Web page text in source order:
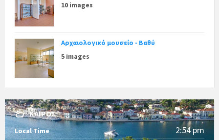
10 images
Αρχαιολογικό μουσείο - Βαθύ
5 images
ΚΑΙΡΌΣ
Local Time 2:54 pm